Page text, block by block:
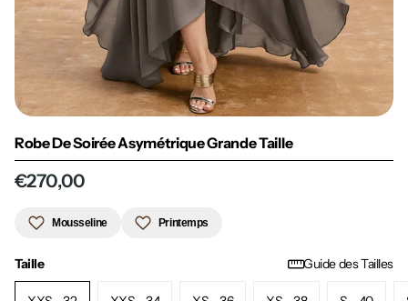
Robe De Soirée Asymétrique Grande Taille
€270,00
Mousseline Printemps
Taille Guide des Tailles